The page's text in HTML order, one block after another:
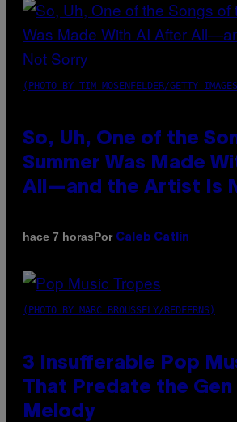
(PHOTO BY TIM MOSENFELDER/GETTY
So, Uh, One of the
Summer Was Made
All—and the Artist Is
hace 7 horasPor Caleb Catlin
(PHOTO BY MARC BROUSSELY/REDFERNS)
3 Insufferable Pop
That Predate the Gen
Melody